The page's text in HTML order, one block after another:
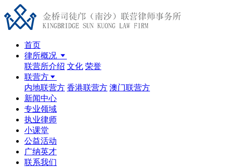
首页
律所概况
联营所介绍 文化 荣誉
联营方
内地联营方 香港联营方 澳门联营方
新闻中心
专业领域
执业律师
小课堂
公益活动
广纳英才
联系我们